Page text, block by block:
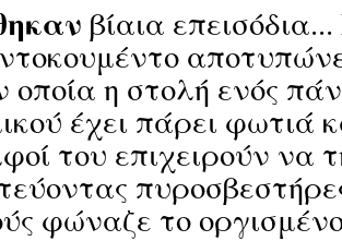
βίαια
οποία η στολή ενός
έχει πάρει φωτιά
του επιχειρούν να
φώναζε το